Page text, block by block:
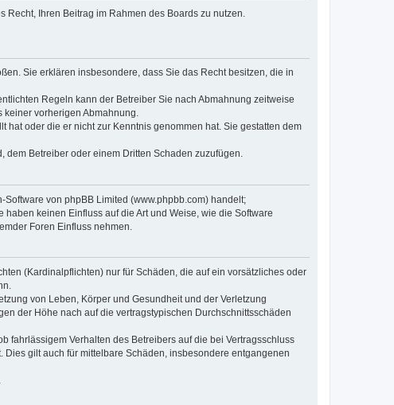
Ihren Beitrag im Rahmen des Boards zu nutzen.
Sie erklären insbesondere, dass Sie das Recht besitzen, die in
Regeln kann der Betreiber Sie nach Abmahnung zeitweise
keiner vorherigen Abmahnung.
oder die er nicht zur Kenntnis genommen hat. Sie gestatten dem
Betreiber oder einem Dritten Schaden zuzufügen.
Software von phpBB Limited (www.phpbb.com) handelt;
keinen Einfluss auf die Art und Weise, wie die Software
Foren Einfluss nehmen.
(Kardinalpflichten) nur für Schäden, die auf ein vorsätzliches oder
von Leben, Körper und Gesundheit und der Verletzung
der Höhe nach auf die vertragstypischen Durchschnittsschäden
fahrlässigem Verhalten des Betreibers auf die bei Vertragsschluss
gilt auch für mittelbare Schäden, insbesondere entgangenen